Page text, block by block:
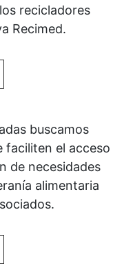
recicladores
Recimed.
buscamos
faciliten el acceso
de necesidades
alimentaria